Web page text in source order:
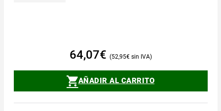
64,07€ 52,95€
AÑADIR AL CARRITO